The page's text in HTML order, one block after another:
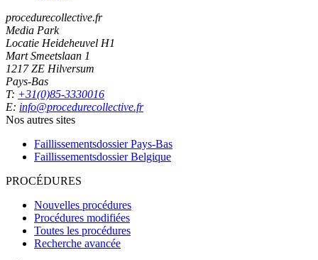
procedurecollective.fr
Media Park
Locatie Heideheuvel H1
Mart Smeetslaan 1
1217 ZE Hilversum
Pays-Bas
T: +31(0)85-3330016
E: info@procedurecollective.fr
Nos autres sites
Faillissementsdossier Pays-Bas
Faillissementsdossier Belgique
PROCÉDURES
Nouvelles procédures
Procédures modifiées
Toutes les procédures
Recherche avancée